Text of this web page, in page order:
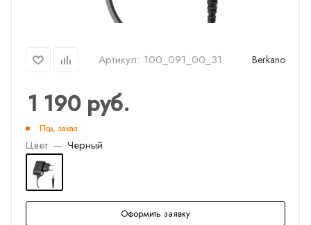
Артикул: 100_091_00_31 Berkano
1 190руб.
Под заказ
Цвет — Черный
Оформить заявку